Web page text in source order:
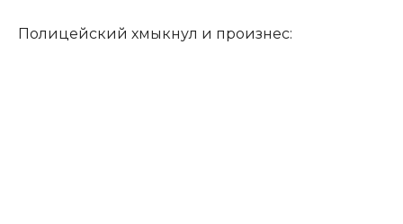
​Полицейский хмыкнул и произнес:​